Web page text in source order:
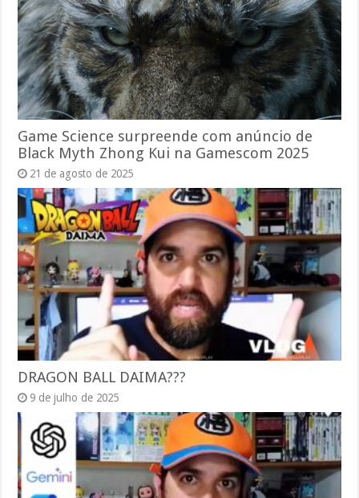
Game Science surpreende com anúncio de
Black Myth Zhong Kui na Gamescom 2025
21 de agosto de 2025
DRAGON BALL DAIMA???
9 de julho de 2025